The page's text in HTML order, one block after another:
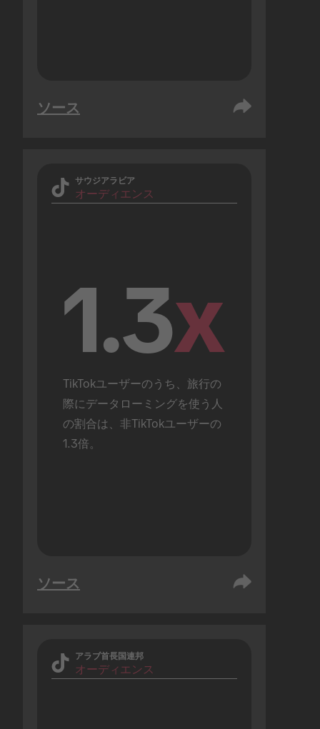
ソース
サウジアラビア
オーディエンス
1.3x
TikTokユーザーのうち、旅行の
際にデータローミングを使う人
の割合は、非TikTokユーザーの
1.3倍。
ソース
アラブ首長国連邦
オーディエンス